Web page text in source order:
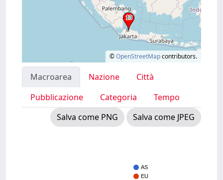
©OpenStreetMapcontributors.
Macroarea Nazione
Città
Pubblicazione
Categoria
Tempo
Salva come PNG
Salva come JPEG
AS
EU